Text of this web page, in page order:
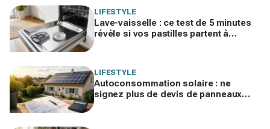
LIFESTYLE
Lave-vaisselle : ce test de 5 minutes
révèle si vos pastilles partent à
LIFESTYLE
Autoconsommation solaire : ne
signez plus de devis de panneaux